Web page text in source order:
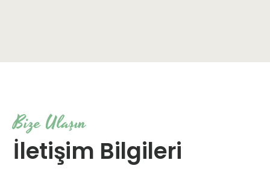
Bize Ulaşın
İletişim Bilgileri